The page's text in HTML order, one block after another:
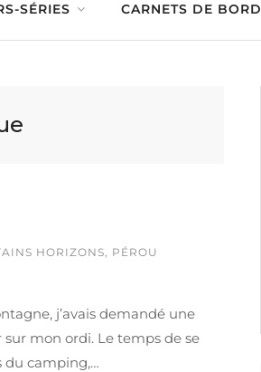
SÉRIES CARNETS DE BORD
HORIZONS, PÉROU
j’avais demandé une
mon ordi. Le temps de se
du camping,…